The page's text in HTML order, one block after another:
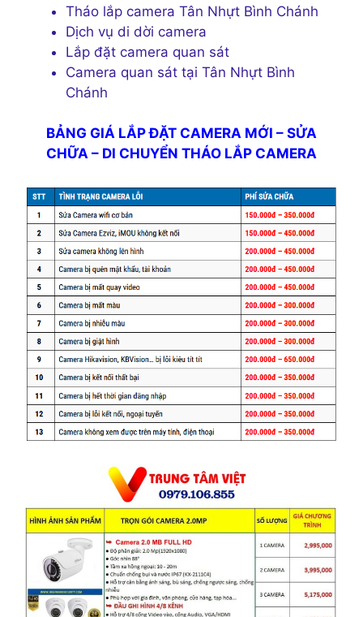
Tháo lắp camera Tân Nhựt Bình Chánh
Dịch vụ di dời camera
Lắp đặt camera quan sát
Camera quan sát tại Tân Nhựt Bình
Chánh
BẢNG GIÁ LẮP ĐẶT CAMERA MỚI – SỬA
CHỮA – DI CHUYỂN THÁO LẮP CAMERA